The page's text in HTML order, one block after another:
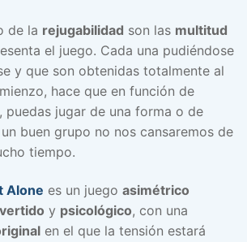
de la rejugabilidad son las multitud
el juego. Cada una pudiéndose
y que son obtenidas totalmente al
hace que en función de
puedas jugar de una forma o de
buen grupo no nos cansaremos de
tiempo.
Alone es un juego asimétrico
y psicológico, con una
en el que la tensión estará